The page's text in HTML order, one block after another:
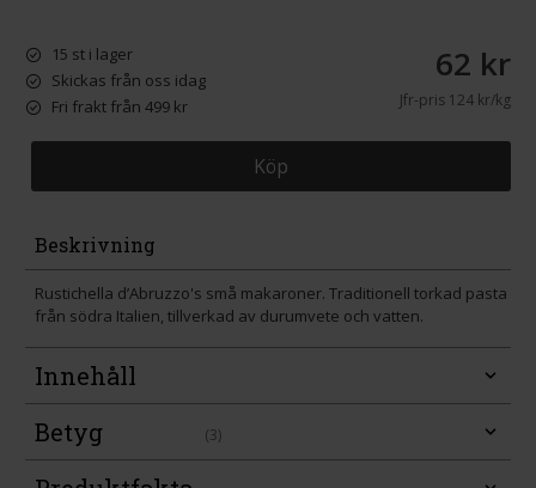
15 st i lager
Skickas från oss idag
Fri frakt från 499 kr
62 kr
Jfr-pris124 kr/kg
Köp
Beskrivning
Rustichella d’Abruzzo's små makaroner. Traditionell torkad pasta
från södra Italien, tillverkad av durumvete och vatten.
Innehåll
Betyg
(3)